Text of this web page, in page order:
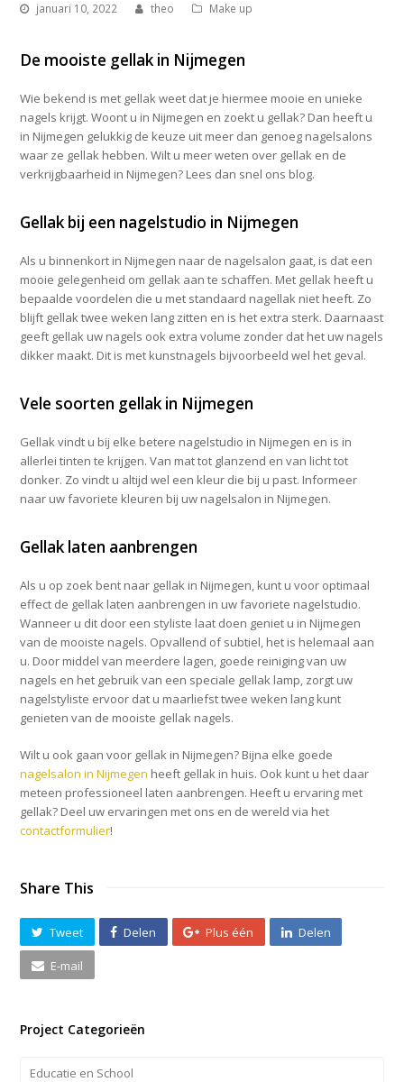
januari 10, 2022 theo Make up
De mooiste gellak in Nijmegen
Wie bekend is met gellak weet dat je hiermee mooie en unieke
nagels krijgt. Woont u in Nijmegen en zoekt u gellak? Dan heeft u
in Nijmegen gelukkig de keuze uit meer dan genoeg nagelsalons
waar ze gellak hebben. Wilt u meer weten over gellak en de
verkrijgbaarheid in Nijmegen? Lees dan snel ons blog.
Gellak bij een nagelstudio in Nijmegen
Als u binnenkort in Nijmegen naar de nagelsalon gaat, is dat een
mooie gelegenheid om gellak aan te schaffen. Met gellak heeft u
bepaalde voordelen die u met standaard nagellak niet heeft. Zo
blijft gellak twee weken lang zitten en is het extra sterk. Daarnaast
geeft gellak uw nagels ook extra volume zonder dat het uw nagels
dikker maakt. Dit is met kunstnagels bijvoorbeeld wel het geval.
Vele soorten gellak in Nijmegen
Gellak vindt u bij elke betere nagelstudio in Nijmegen en is in
allerlei tinten te krijgen. Van mat tot glanzend en van licht tot
donker. Zo vindt u altijd wel een kleur die bij u past. Informeer
naar uw favoriete kleuren bij uw nagelsalon in Nijmegen.
Gellak laten aanbrengen
Als u op zoek bent naar gellak in Nijmegen, kunt u voor optimaal
effect de gellak laten aanbrengen in uw favoriete nagelstudio.
Wanneer u dit door een styliste laat doen geniet u in Nijmegen
van de mooiste nagels. Opvallend of subtiel, het is helemaal aan
u. Door middel van meerdere lagen, goede reiniging van uw
nagels en het gebruik van een speciale gellak lamp, zorgt uw
nagelstyliste ervoor dat u maarliefst twee weken lang kunt
genieten van de mooiste gellak nagels.
Wilt u ook gaan voor gellak in Nijmegen? Bijna elke goede
nagelsalon in Nijmegen heeft gellak in huis. Ook kunt u het daar
meteen professioneel laten aanbrengen. Heeft u ervaring met
gellak? Deel uw ervaringen met ons en de wereld via het
contactformulier!
Share This
Tweet Delen Plus één Delen
E-mail
Project Categorieën
Educatie en School